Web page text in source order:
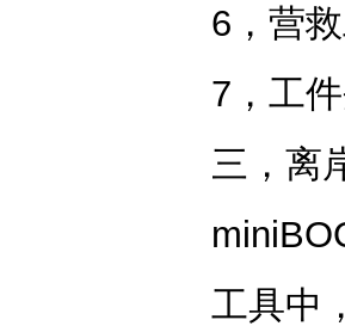
6，营
7，工
三，离
工具中